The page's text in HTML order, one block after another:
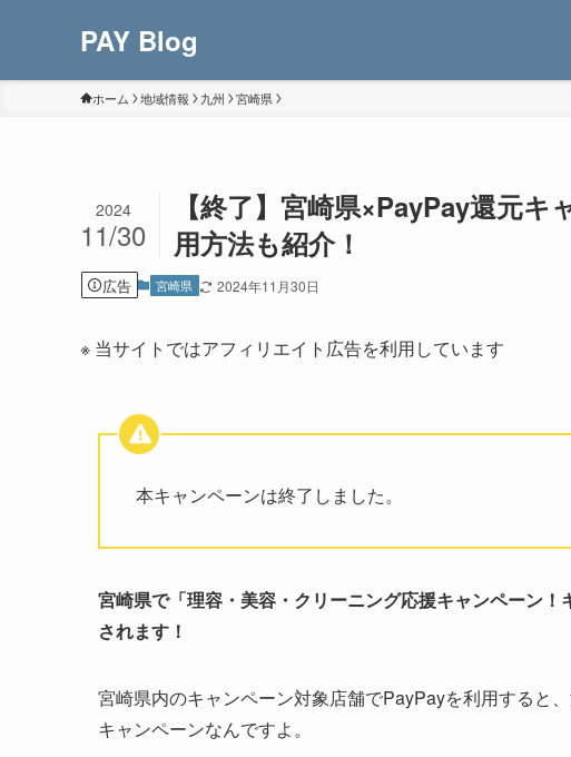
PAY Blog
ホーム 地域情報 九州 宮崎県
【終了】宮崎県×PayPay還元
用方法も紹介！
2024
11/30
広告 宮崎県 2024年11月30日
※ 当サイトではアフィリエイト広告を利用しています
本キャンペーンは終了しました。
宮崎県で「理容・美容・クリーニング応援キャンペーン
されます！
宮崎県内のキャンペーン対象店舗でPayPayを利用すると
キャンペーンなんですよ。